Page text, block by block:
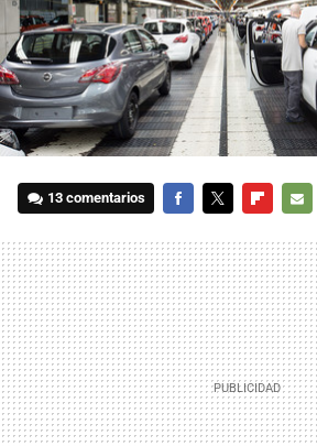
13 comentarios
MAIL